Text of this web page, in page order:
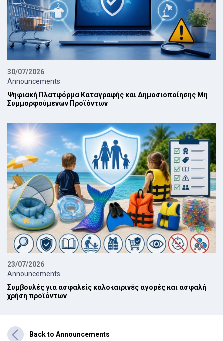
30/07/2026
Announcements
Ψηφιακή Πλατφόρμα Καταγραφής και Δημοσιοποίησης Μη
Συμμορφούμενων Προϊόντων
23/07/2026
Announcements
Συμβουλές για ασφαλείς καλοκαιρινές αγορές και ασφαλή
χρήση προϊόντων
Back to Announcements